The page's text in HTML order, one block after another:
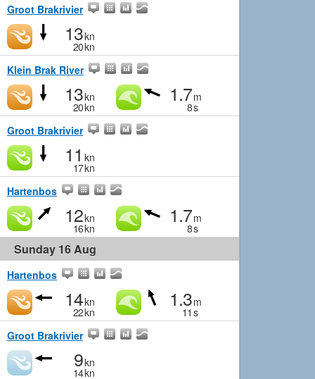
Groot Brakrivier
13kn
20kn
Klein Brak River
13kn
20kn
1.7m
8s
Groot Brakrivier
11 kn
17kn
Hartenbos
12kn
16kn
1.7m
8s
Sunday 16 Aug
Hartenbos
14kn
22kn
1.3m
11 s
Groot Brakrivier
9kn
14kn